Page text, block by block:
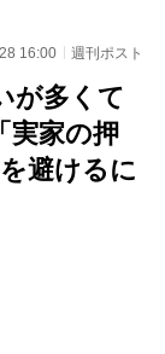
16:00 週刊ポスト
が多くて
実家の押
避けるに